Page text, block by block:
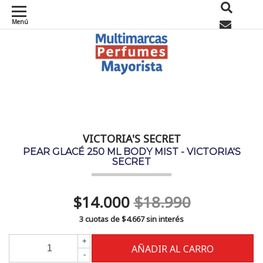
Menú
VICTORIA'S SECRET
PEAR GLACÉ 250 ML BODY MIST - VICTORIA'S
SECRET
$14.000$18.990
3 cuotas de$4.667sin interés
+
-